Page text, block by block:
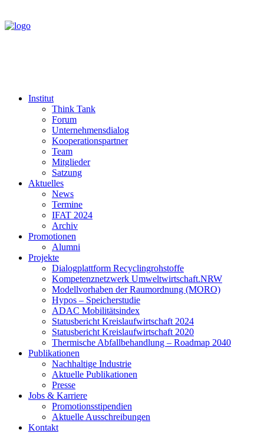
Institut
Think Tank
Forum
Unternehmensdialog
Kooperationspartner
Team
Mitglieder
Satzung
Aktuelles
News
Termine
IFAT 2024
Archiv
Promotionen
Alumni
Projekte
Dialogplattform Recyclingrohstoffe
Kompetenznetzwerk Umweltwirtschaft.NRW
Modellvorhaben der Raumordnung (MORO)
Hypos – Speicherstudie
ADAC Mobilitätsindex
Statusbericht Kreislaufwirtschaft 2024
Statusbericht Kreislaufwirtschaft 2020
Thermische Abfallbehandlung – Roadmap 2040
Publikationen
Nachhaltige Industrie
Aktuelle Publikationen
Presse
Jobs & Karriere
Promotionsstipendien
Aktuelle Ausschreibungen
Kontakt